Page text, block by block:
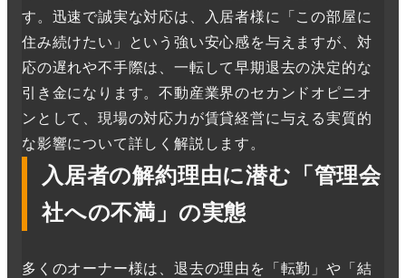
す。迅速で誠実な対応は、入居者様に「この部屋に
住み続けたい」という強い安心感を与えますが、対
応の遅れや不手際は、一転して早期退去の決定的な
引き金になります。不動産業界のセカンドオピニオ
ンとして、現場の対応力が賃貸経営に与える実質的
な影響について詳しく解説します。
入居者の解約理由に潜む「管理会
社への不満」の実態
多くのオーナー様は、退去の理由を「転勤」や「結